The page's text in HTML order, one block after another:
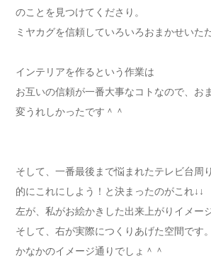
のことを見つけてくださり。
ミヤカグを信頼していろいろおまかせいた
インテリアを作るという作業は
お互いの信頼が一番大事なコトなので、お
変うれしかったです＾＾
そして、一番最後まで悩まれたテレビ台周
的にこれにしよう！と決まったのがこれ↓↓
左が、私がお絵かきした出来上がりイメー
そして、右が実際につくりあげた空間で
かなかのイメージ通りでしょ＾＾